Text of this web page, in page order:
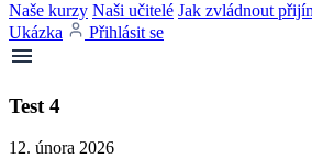
Naše kurzy Naši učitelé Jak zvládnout
Ukázka
Přihlásit se
Test 4
12. února 2026